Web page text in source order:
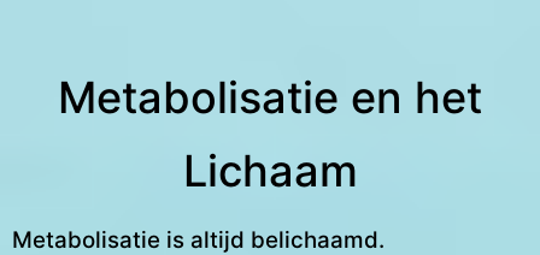
Metabolisatie en het
Lichaam
Metabolisatie is altijd belichaamd.